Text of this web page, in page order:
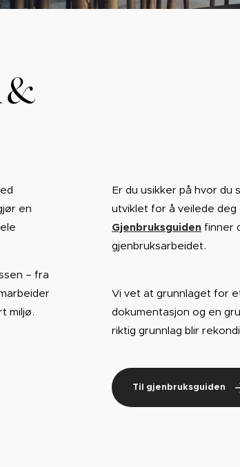
&
en
– fra
miljø.
Er du usikker på hvor du
utviklet for å veilede
Gjenbruksguiden finner
gjenbruksarbeidet.
Vi vet at grunnlaget for
dokumentasjon og en
riktig grunnlag blir
Til gjenbruksguiden